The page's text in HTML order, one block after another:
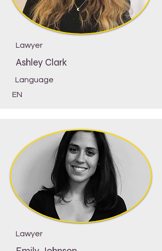
Lawyer
Ashley Clark
Language
EN
Lawyer